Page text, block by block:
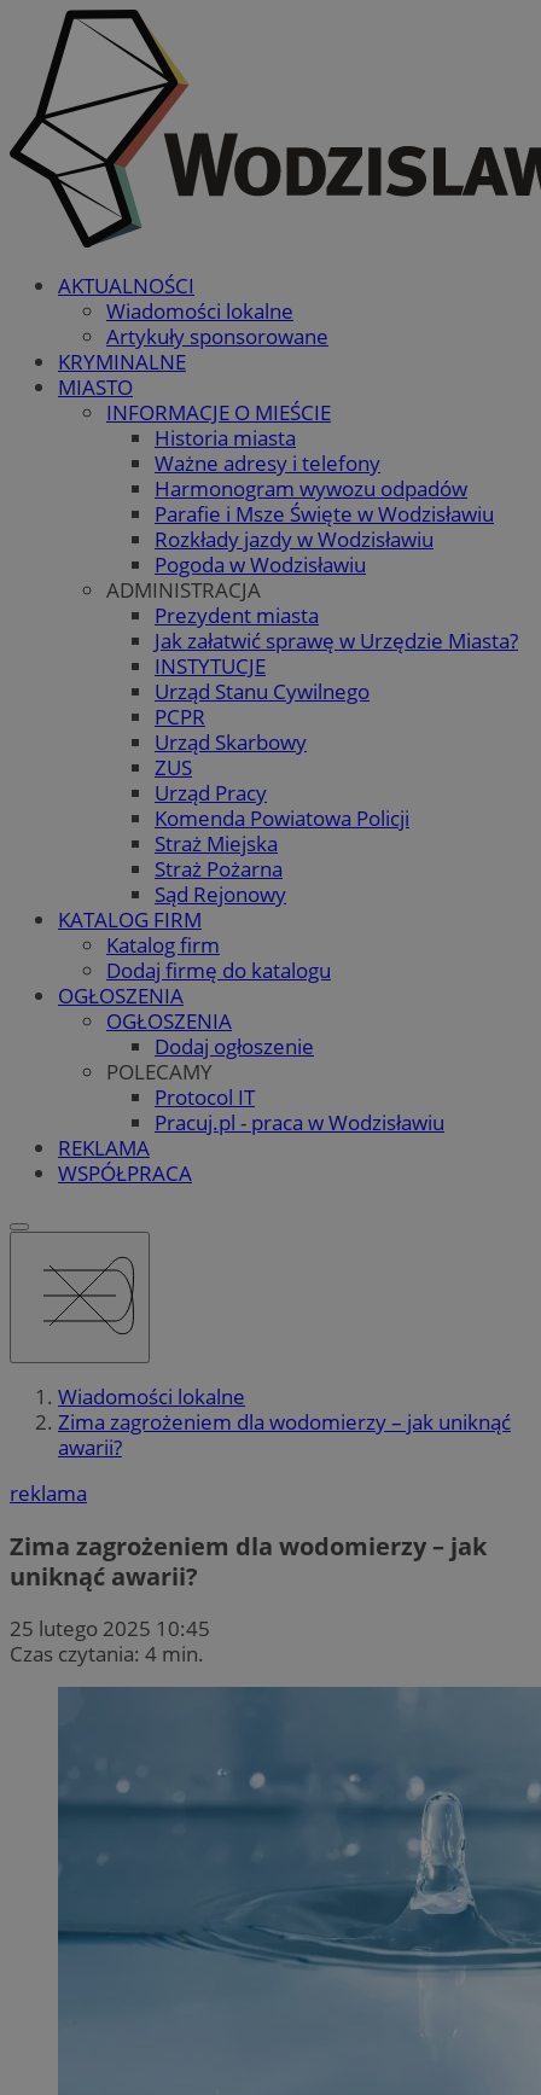
AKTUALNOŚCI
Wiadomości lokalne
Artykuły sponsorowane
KRYMINALNE
MIASTO
INFORMACJE O MIEŚCIE
Historia miasta
Ważne adresy i telefony
Harmonogram wywozu odpadów
Parafie i Msze Święte w Wodzisławiu
Rozkłady jazdy w Wodzisławiu
Pogoda w Wodzisławiu
ADMINISTRACJA
Prezydent miasta
Jak załatwić sprawę w Urzędzie Miasta?
INSTYTUCJE
Urząd Stanu Cywilnego
PCPR
Urząd Skarbowy
ZUS
Urząd Pracy
Komenda Powiatowa Policji
Straż Miejska
Straż Pożarna
Sąd Rejonowy
KATALOG FIRM
Katalog firm
Dodaj firmę do katalogu
OGŁOSZENIA
OGŁOSZENIA
Dodaj ogłoszenie
POLECAMY
Protocol IT
Pracuj.pl - praca w Wodzisławiu
REKLAMA
WSPÓŁPRACA
Wiadomości lokalne
Zima zagrożeniem dla wodomierzy – jak uniknąć
awarii?
reklama
Zima zagrożeniem dla wodomierzy – jak
uniknąć awarii?
25 lutego 2025 10:45
Czas czytania: 4 min.